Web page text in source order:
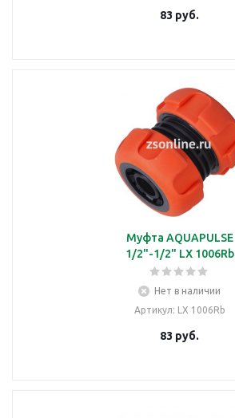
83 руб.
Муфта AQUAPULSE
1/2"-1/2" LX 1006Rb
Нет в наличии
Артикул: LX 1006Rb
83 руб.